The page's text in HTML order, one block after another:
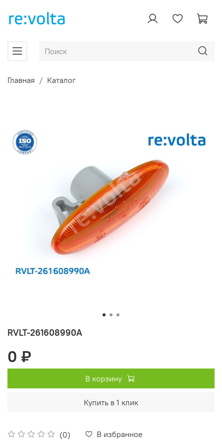
Главная Каталог
RVLT-261608990A
(0) В избранное
0 ₽
В корзину
Купить в 1 клик